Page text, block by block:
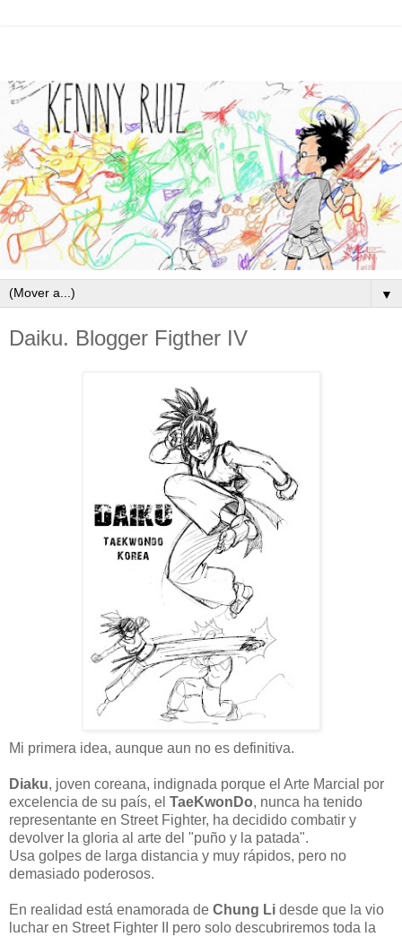
▼
Daiku. Blogger Figther IV
Mi primera idea, aunque aun no es definitiva.
Diaku, joven coreana, indignada porque el Arte Marcial por
excelencia de su país, el TaeKwonDo, nunca ha tenido
representante en Street Fighter, ha decidido combatir y
devolver la gloria al arte del "puño y la patada".
Usa golpes de larga distancia y muy rápidos, pero no
demasiado poderosos.
En realidad está enamorada de Chung Li desde que la vio
luchar en Street Fighter
pero solo descubriremos toda la